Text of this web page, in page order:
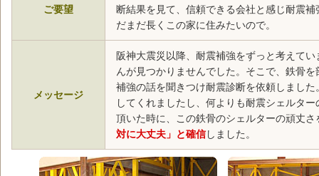
ご要望
断結果を見て、信頼できる会社と感じ耐震
だまだ長くこの家に住みたいので。
メッセージ
阪神大震災以降、耐震補強をずっと考えて
んが見つかりませんでした。そこで、鉄骨
補強の話を聞きつけ耐震診断を依頼しまし
してくれましたし、何よりも耐震シェルタ
頂いた時に、この鉄骨のシェルターの頑丈
対に大丈夫」と確信しました。